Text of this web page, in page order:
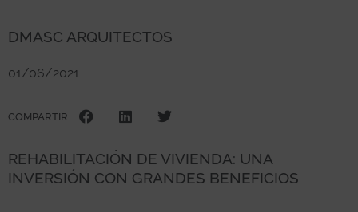
DMASC ARQUITECTOS
01/06/2021
COMPARTIR
REHABILITACIÓN DE VIVIENDA: UNA
INVERSIÓN CON GRANDES BENEFICIOS